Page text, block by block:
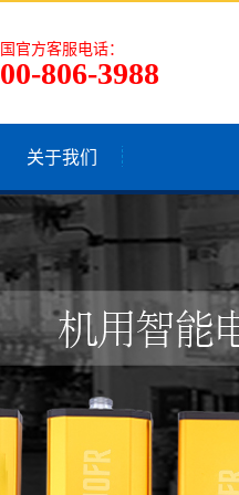
官方客服电话：
806-3988
关于我们